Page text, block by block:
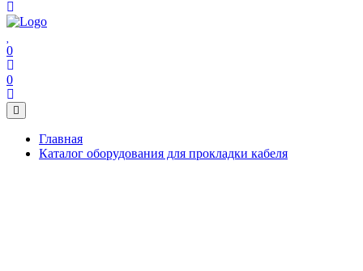
0
0
Главная
Каталог оборудования для прокладки кабеля